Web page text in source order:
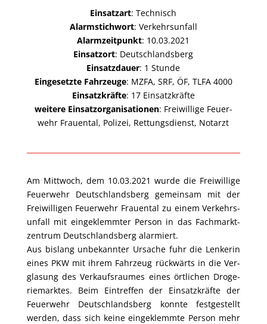
Ein­satz­art: Tech­nisch
Alarm­stich­wort: Ver­kehrs­un­fall
Alarm­zeit­punkt: 10.03.2021
Ein­satz­ort: Deutsch­lands­berg
Ein­satz­dau­er: 1 Stun­de
Ein­ge­setz­te Fahr­zeu­ge: MZFA, SRF, ÖF, TLFA 4000
Ein­satz­kräf­te: 17 Ein­satz­kräf­te
wei­te­re Ein­satz­or­ga­ni­sa­tio­nen: Frei­wil­li­ge Feu­er­
wehr Frau­en­tal, Poli­zei, Ret­tungs­dienst, Notarzt
Am Mitt­woch, dem 10.03.2021 wur­de die Frei­wil­li­ge
Feu­er­wehr Deutsch­lands­berg gemein­sam mit der
Frei­wil­li­gen Feu­er­wehr Frau­en­tal zu einem Ver­kehrs­
un­fall mit ein­ge­klemm­ter Per­son in das Fach­markt­
zen­trum Deutsch­lands­berg alarmiert.
Aus bis­lang unbe­kann­ter Ursa­che fuhr die Len­ke­rin
eines PKW mit ihrem Fahr­zeug rück­wärts in die Ver­
gla­sung des Ver­kaufs­rau­mes eines ört­li­chen Dro­ge­
rie­mark­tes. Beim Ein­tref­fen der Ein­satz­kräf­te der
Feu­er­wehr Deutsch­lands­berg konn­te fest­ge­stellt
wer­den, dass sich kei­ne ein­ge­klemm­te Per­son mehr